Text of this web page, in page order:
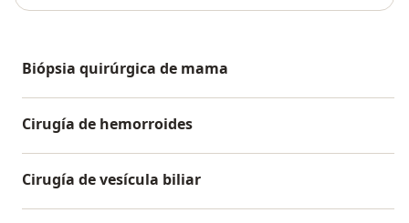
Biópsia quirúrgica de mama
Cirugía de hemorroides
Cirugía de vesícula biliar